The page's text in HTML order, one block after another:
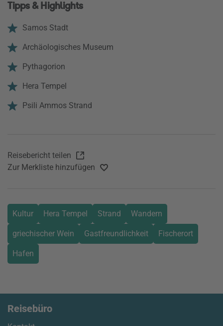
Tipps & Highlights
Samos Stadt
Archäologisches Museum
Pythagorion
Hera Tempel
Psili Ammos Strand
Reisebericht teilen
Zur Merkliste hinzufügen
Kultur Hera Tempel Strand Wandern
griechischer Wein Gastfreundlichkeit Fischerort
Hafen
Reisebüro